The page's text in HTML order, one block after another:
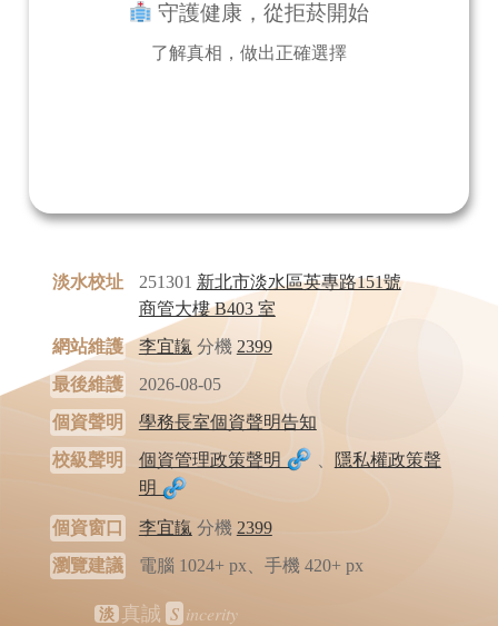
守護健康，從拒菸開始
了解真相，做出正確選擇
淡水校址 251301 新北市淡水區英專路151號
商管大樓 B403 室
網站維護
李宜靝 分機 2399
最後維護
2026-08-05
個資聲明
學務長室個資聲明告知
校級聲明
個資管理政策聲明
隱私權政策聲
明
個資窗口 李宜靝 分機 2399
瀏覽建議
電腦 1024+ px、手機 420+ px
淡 真誠 S incerity